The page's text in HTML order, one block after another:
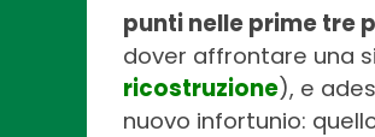
punti nelle prime tre
dover affrontare una
ricostruzione), e
nuovo infortunio: